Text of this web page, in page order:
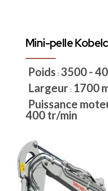
Mini-pelle
Poids : 3500 -
Largeur : 1700
Puissance
400 tr/min